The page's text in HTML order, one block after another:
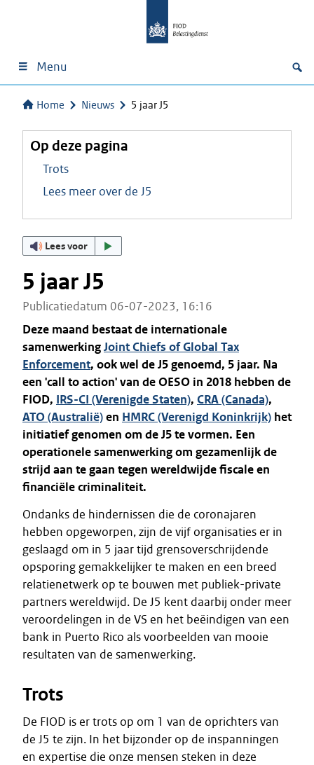
Menu
Home Nieuws 5 jaar J5
Op deze pagina
Trots
Lees meer over de J5
Lees voor
5 jaar J5
Publicatiedatum 06-07-2023, 16:16
Deze maand bestaat de internationale
samenwerkingJoint Chiefs of Global Tax
Enforcement, ook wel de J5 genoemd, 5 jaar. Na
een 'call to action' van de OESO in 2018 hebben de
FIOD, IRS-CI (Verenigde Staten), CRA (Canada),
ATO (Australië)en HMRC (Verenigd Koninkrijk) het
initiatief genomen om de J5 te vormen. Een
operationele samenwerking om gezamenlijk de
strijd aan te gaan tegen wereldwijde fiscale en
financiële criminaliteit.
Ondanks de hindernissen die de coronajaren
hebben opgeworpen, zijn de vijf organisaties er in
geslaagd om in 5 jaar tijd grensoverschrijdende
opsporing gemakkelijker te maken en een breed
relatienetwerk op te bouwen met publiek-private
partners wereldwijd. De J5 kent daarbij onder meer
veroordelingen in de VS en het beëindigen van een
bank in Puerto Rico als voorbeelden van mooie
resultaten van de samenwerking.
Trots
De FIOD is er trots op om 1 van de oprichters van
de J5 te zijn. In het bijzonder op de inspanningen
en expertise die onze mensen steken in deze